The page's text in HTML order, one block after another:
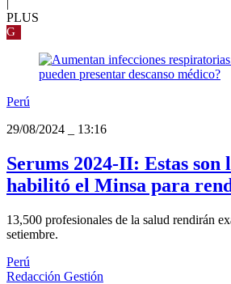
|
PLUS
G
Perú
29/08/2024
13:16
Serums 2024-II: Estas son
habilitó el Minsa para
13,500 profesionales de la salud rendirán
setiembre.
Perú
Redacción Gestión